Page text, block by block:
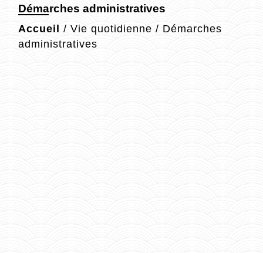
Démarches administratives
Accueil / Vie quotidienne / Démarches
administratives